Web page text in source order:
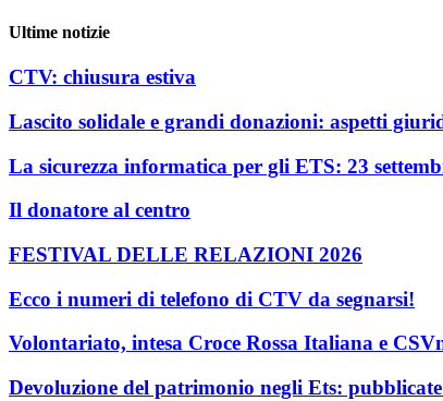
Ultime notizie
CTV: chiusura estiva
Lascito solidale e grandi donazioni: aspetti
La sicurezza informatica per gli ETS: 23
Il donatore al centro
FESTIVAL DELLE RELAZIONI 2026
Ecco i numeri di telefono di CTV da segnarsi!
Volontariato, intesa Croce Rossa Italiana e
Devoluzione del patrimonio negli Ets: